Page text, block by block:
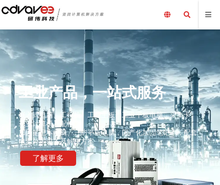
工业产品，一站式服务
嵌入式电脑、工控机、工业主板、工业平板电脑、采集卡、
工业计算机及配件、
加固笔记本电脑、三防平板电脑，国产化加固笔记本，配套
电源外围设备及解决方案
了解更多